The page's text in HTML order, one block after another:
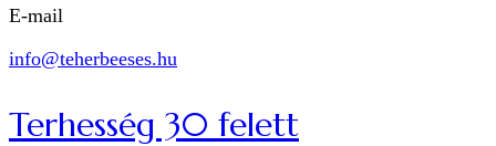
E-mail
info@teherbeeses.hu
Terhesség 30 felett